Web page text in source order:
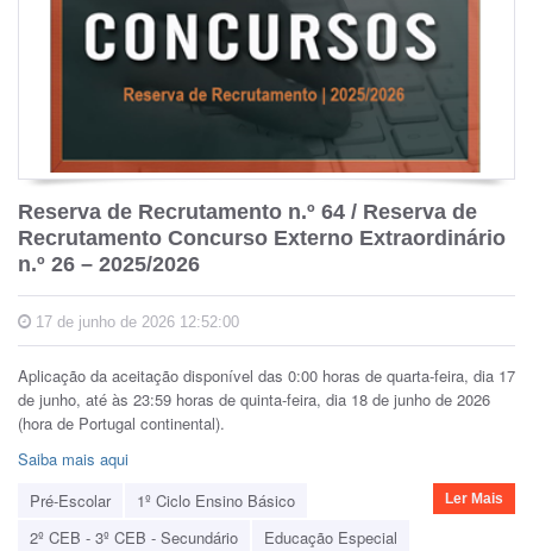
Reserva de Recrutamento n.º 64 / Reserva de
Recrutamento Concurso Externo Extraordinário
n.º 26 – 2025/2026
17 de junho de 2026 12:52:00
Aplicação da aceitação disponível das 0:00 horas de quarta-feira, dia 17
de junho, até às 23:59 horas de quinta-feira, dia 18 de junho de 2026
(hora de Portugal continental).
Saiba mais aqui
Pré-Escolar
1º Ciclo Ensino Básico
2º CEB - 3º CEB - Secundário
Educação Especial
Ler Mais